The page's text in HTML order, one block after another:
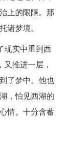
上的限隔。那
诸梦境。
现实中重到西
推进一层，
了梦中。他也
，怕见西湖的
情。十分含蓄